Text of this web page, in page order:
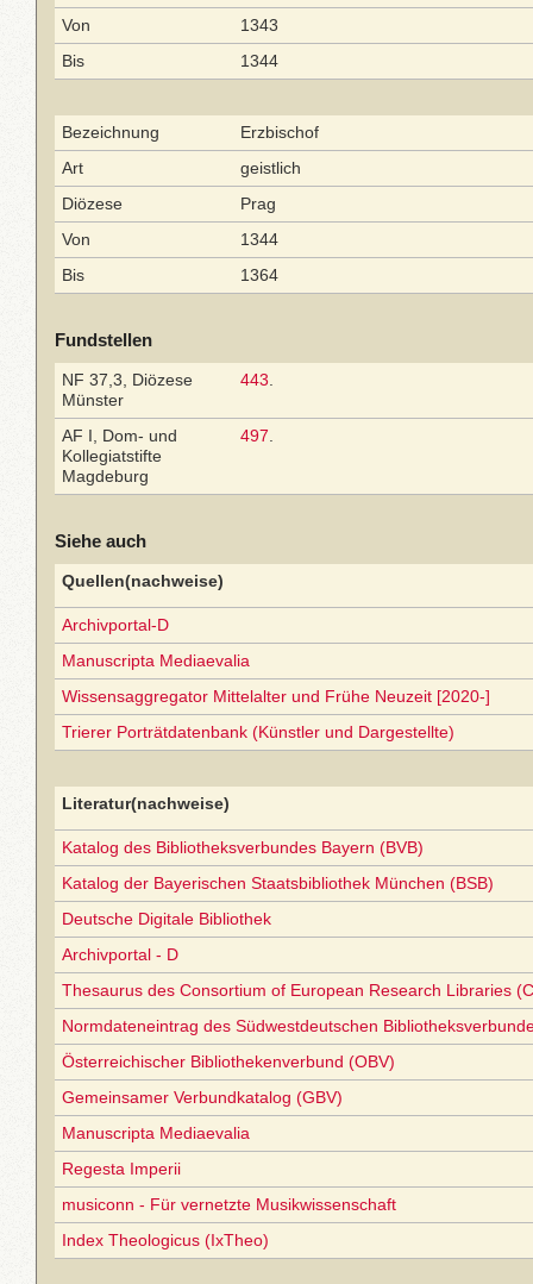
Von
1343
Bis
1344
Bezeichnung
Erzbischof
Art
geistlich
Diözese
Prag
Von
1344
Bis
1364
Fundstellen
NF 37,3, Diözese
Münster
443
AF I, Dom- und
Kollegiatstifte
Magdeburg
497
Siehe auch
Quellen(nachweise)
Archivportal-D
Manuscripta Mediaevalia
Wissensaggregator Mittelalter und Frühe Neuzeit [2020-]
Trierer Porträtdatenbank (Künstler und Dargestellte)
Literatur(nachweise)
Katalog des Bibliotheksverbundes Bayern (BVB)
Katalog der Bayerischen Staatsbibliothek München (BSB)
Deutsche Digitale Bibliothek
Archivportal - D
Thesaurus des Consortium of European Research Libraries
Normdateneintrag des Südwestdeutschen
Österreichischer Bibliothekenverbund (OBV)
Gemeinsamer Verbundkatalog (GBV)
Manuscripta Mediaevalia
Regesta Imperii
musiconn - Für vernetzte Musikwissenschaft
Index Theologicus (IxTheo)